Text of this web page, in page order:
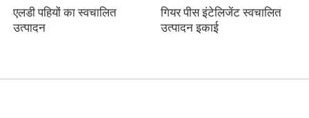
एलडी पहियों का स्वचालित
उत्पादन
गियर पीस इंटेलिजेंट स्वचालित
उत्पादन इकाई